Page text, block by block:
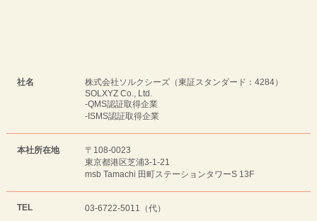
社名
株式会社ソルクシーズ（東証スタンダード：4284）
SOLXYZ Co., Ltd.
-QMS認証取得企業
-ISMS認証取得企業
本社所在地
〒108-0023
東京都港区芝浦3-1-21
msb Tamachi 田町ステーションタワーS 13F
TEL 03-6722-5011（代）